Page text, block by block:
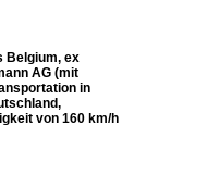
Belgium, ex
AG (mit
in
von 160 km/h